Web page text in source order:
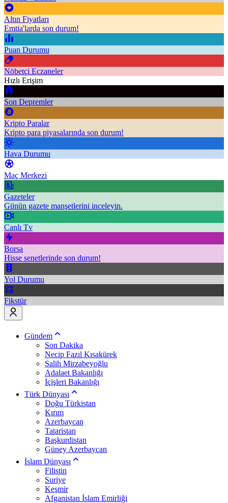
Altın Fiyatları
Emtia'larda son durum!
Puan Durumu
Nöbetçi Eczaneler
Hızlı Erişim
Son Depremler
Kripto Paralar
Kripto para piyasalarında son durum!
Hava Durumu
Maç Merkezi
Gazeteler
Günün gazete manşetlerini inceleyin.
Canlı Tv
Borsa
Hisse senetlerinde son durum!
Yol Durumu
Fikstür
Gündem
Son Dakika
Necip Fazıl Kısakürek
Salih Mirzabeyoğlu
Adalaet Bakanlığı
İçişleri Bakanlığı
Türk Dünyası
Doğu Türkistan
Kırım
Azerbaycan
Tataristan
Başkurdistan
Güney Azerbaycan
İslam Dünyası
Filistin
Suriye
Keşmir
Afganistan İslam Emirliği